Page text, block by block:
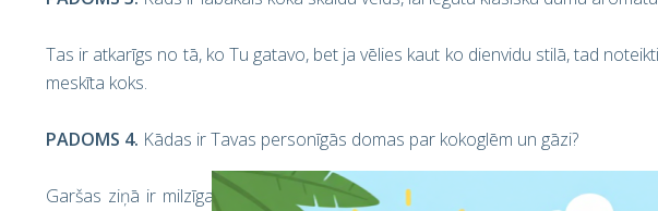
Tas ir atkarīgs no tā, ko Tu gatavo, bet ja vēlies kaut ko dienvidu stilā, tad
meskīta koks.
PADOMS 4. Kādas ir Tavas personīgās domas par kokoglēm un gāzi?
Garšas ziņā ir milzīga atšķirība. Gāze nerada dūmotu grillējuma aromātu,